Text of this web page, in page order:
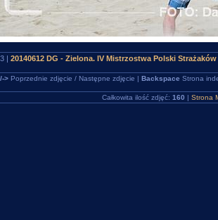
| 20140612 DG - Zielona. IV Mistrzostwa Polski
>Poprzednie zdjęcie / Następne zdjęcie | Backspace Strona
Całkowita ilość zdjęć: 160 | Strona